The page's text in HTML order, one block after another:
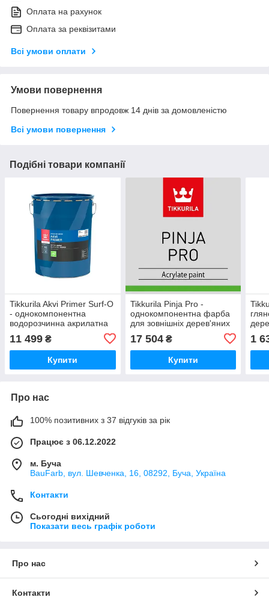
Оплата на рахунок
Оплата за реквізитами
Всі умови оплати
Умови повернення
Повернення товару впродовж 14 днів за домовленістю
Всі умови повернення
Подібні товари компанії
Tikkurila Akvi Primer Surf-O
- однокомпонентна
водорозчинна акрилатна
11 499 ₴
Купити
Tikkurila Pinja Pro -
однокомпонентна фарба
для зовнішніх дерев'яних
поверхонь (База А), 18 л
17 504₴
Купити
л
1
Про нас
100% позитивних з 37 відгуків за рік
Працює з 06.12.2022
м. Буча
BauFarb, вул. Шевченка, 16, 08292, Буча, Україна
Контакти
Сьогодні вихідний
Показати весь графік роботи
Про нас
Контакти